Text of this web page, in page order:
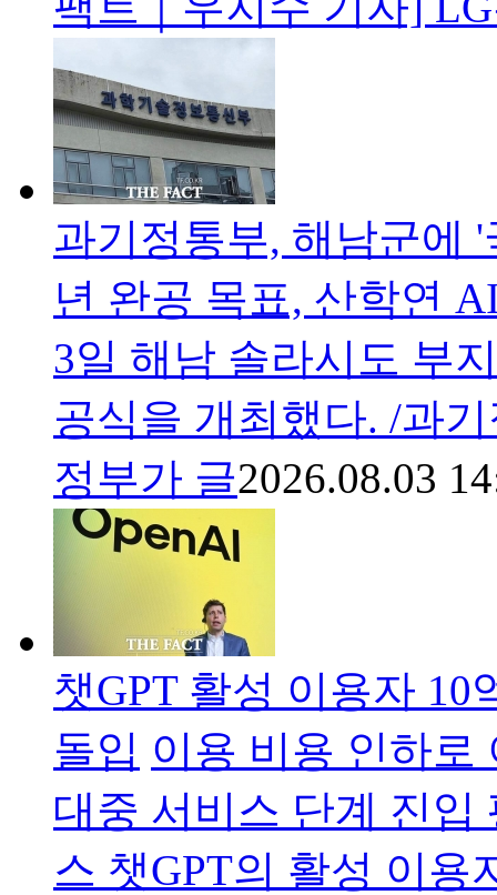
과기정통부, 해남군에
년 완공 목표, 산학연
3일 해남 솔라시도 부
공식을 개최했다. /과
정부가 글2026.08.03
챗GPT 활성 이용자
돌입 이용 비용 인하로
대중 서비스 단계 진
스 챗GPT의 활성 이용